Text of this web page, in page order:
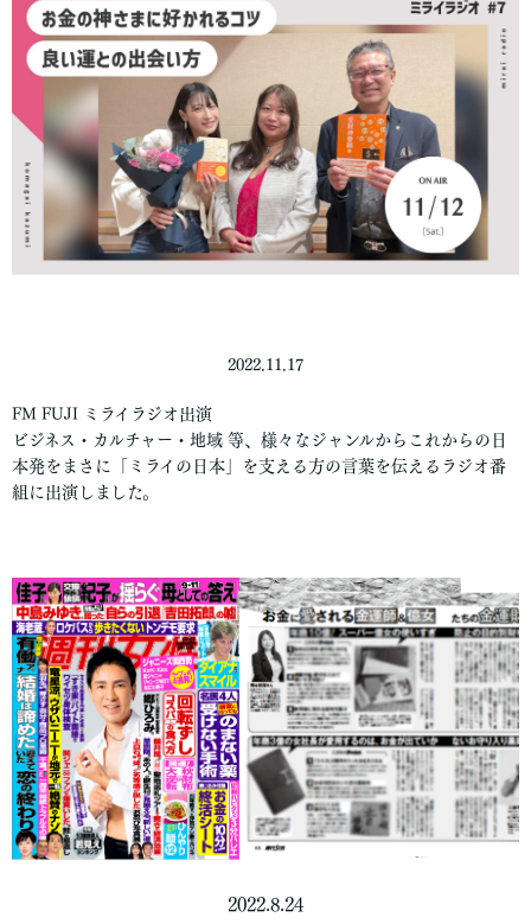
2022.11.17
FM FUJI ミライラジオ出演
ビジネス・カルチャー・地域 等、様々なジャンルからこれからの日
本発をまさに「ミライの日本」を支える方の言葉を伝えるラジオ番
組に出演しました。
2022.8.24